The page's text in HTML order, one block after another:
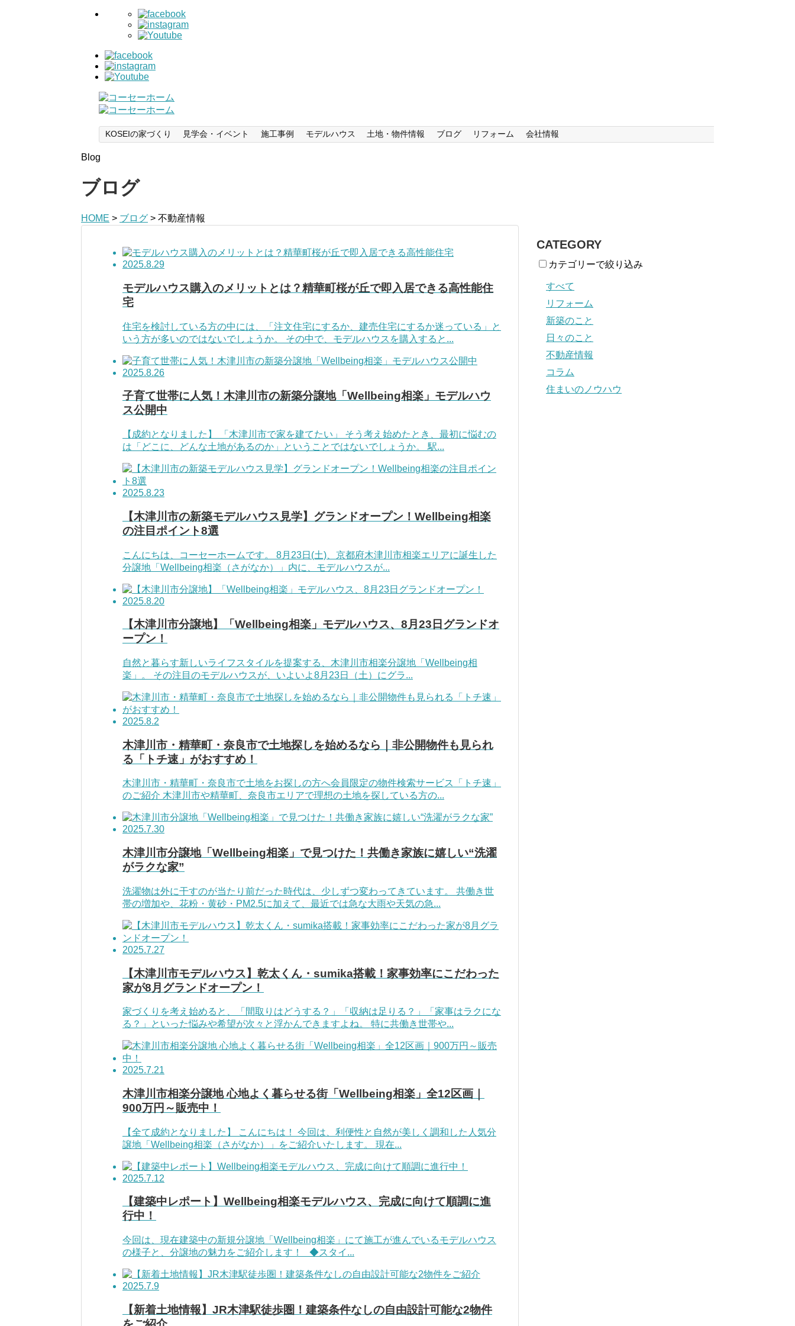
KOSEIの家づくり 見学会・イベント 施工事例 モデルハウス 土地・物件情報 ブログ リフォーム 会社情報
Blog
ブログ
HOME > ブログ > 不動産情報
CATEGORY
カテゴリーで絞り込み
すべて
リフォーム
新築のこと
日々のこと
不動産情報
コラム
住まいのノウハウ
2025.8.29
モデルハウス購入のメリットとは？精華町桜が丘で即入居できる高性能住
宅
住宅を検討している方の中には、「注文住宅にするか、建売住宅にするか迷っている」と
いう方が多いのではないでしょうか。 その中で、モデルハウスを購入すると...
2025.8.26
子育て世帯に人気！木津川市の新築分譲地「Wellbeing相楽」モデルハウ
ス公開中
【成約となりました】 「木津川市で家を建てたい」 そう考え始めたとき、最初に悩むの
は「どこに、どんな土地があるのか」ということではないでしょうか。 駅...
2025.8.23
【木津川市の新築モデルハウス見学】グランドオープン！Wellbeing相楽
の注目ポイント8選
こんにちは、コーセーホームです。 8月23日(土)、京都府木津川市相楽エリアに誕生した
分譲地「Wellbeing相楽（さがなか）」内に、モデルハウスが...
2025.8.20
【木津川市分譲地】「Wellbeing相楽」モデルハウス、8月23日グランドオ
ープン！
自然と暮らす新しいライフスタイルを提案する、木津川市相楽分譲地「Wellbeing相
楽」。 その注目のモデルハウスが、いよいよ8月23日（土）にグラ...
2025.8.2
木津川市・精華町・奈良市で土地探しを始めるなら｜非公開物件も見られ
る「トチ速」がおすすめ！
木津川市・精華町・奈良市で土地をお探しの方へ会員限定の物件検索サービス「トチ速」
のご紹介 木津川市や精華町、奈良市エリアで理想の土地を探している方の...
2025.7.30
木津川市分譲地「Wellbeing相楽」で見つけた！共働き家族に嬉しい“洗濯
がラクな家”
洗濯物は外に干すのが当たり前だった時代は、少しずつ変わってきています。 共働き世
帯の増加や、花粉・黄砂・PM2.5に加えて、最近では急な大雨や天気の急...
2025.7.27
【木津川市モデルハウス】乾太くん・sumika搭載！家事効率にこだわった
家が8月グランドオープン！
家づくりを考え始めると、「間取りはどうする？」「収納は足りる？」「家事はラクにな
る？」といった悩みや希望が次々と浮かんできますよね。 特に共働き世帯や...
2025.7.21
木津川市相楽分譲地 心地よく暮らせる街「Wellbeing相楽」全12区画｜
900万円～販売中！
【全て成約となりました】 こんにちは！ 今回は、利便性と自然が美しく調和した人気分
譲地「Wellbeing相楽（さがなか）」をご紹介いたします。 現在...
2025.7.12
【建築中レポート】Wellbeing相楽モデルハウス、完成に向けて順調に進
行中！
今回は、現在建築中の新規分譲地「Wellbeing相楽」にて施工が進んでいるモデルハウス
の様子と、分譲地の魅力をご紹介します！ ◆スタイ...
2025.7.9
【新着土地情報】JR木津駅徒歩圏！建築条件なしの自由設計可能な2物件